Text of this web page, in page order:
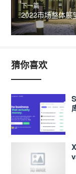
下一篇
2022市场整体展
猜你喜欢